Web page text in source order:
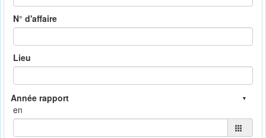
N° d'affaire
Lieu
en